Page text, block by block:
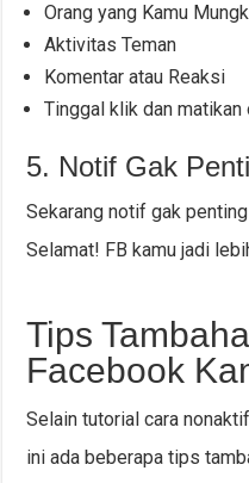
Orang yang Kamu
Aktivitas Teman
Komentar atau Reaksi
Tinggal klik dan
5. Notif Gak
Sekarang notif gak
Selamat! FB kamu jadi
Tips
Facebook
Selain tutorial cara
ini ada beberapa tips